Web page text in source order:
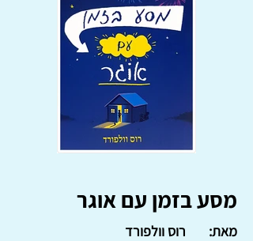
מסע בזמן עם אוגר
רוס וולפורד
מאת: